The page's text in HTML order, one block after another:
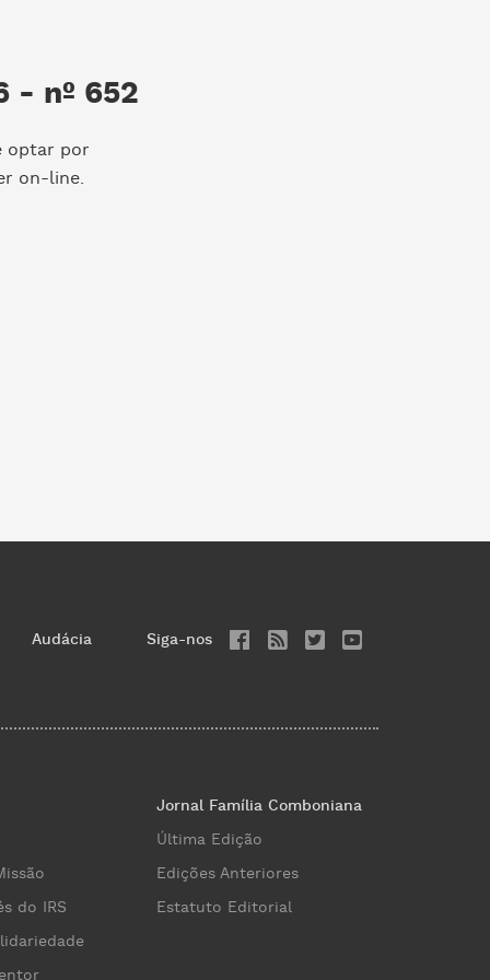
- nº 652
optar por
on-line.
Audácia Siga-nos
do IRS
Jornal Família Comboniana
Última Edição
Edições Anteriores
Estatuto Editorial